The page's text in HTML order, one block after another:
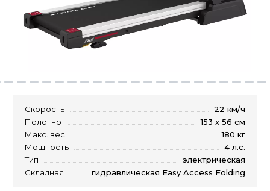
Скорость
22 км/ч
Полотно
153 x 56 см
Макс. вес
180 кг
Мощность
4 л.с.
Тип
электрическая
Складная
гидравлическая Easy Access Folding